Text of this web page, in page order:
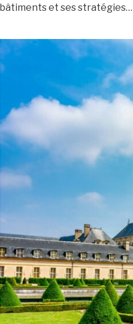
bâtiments et ses stratégies…